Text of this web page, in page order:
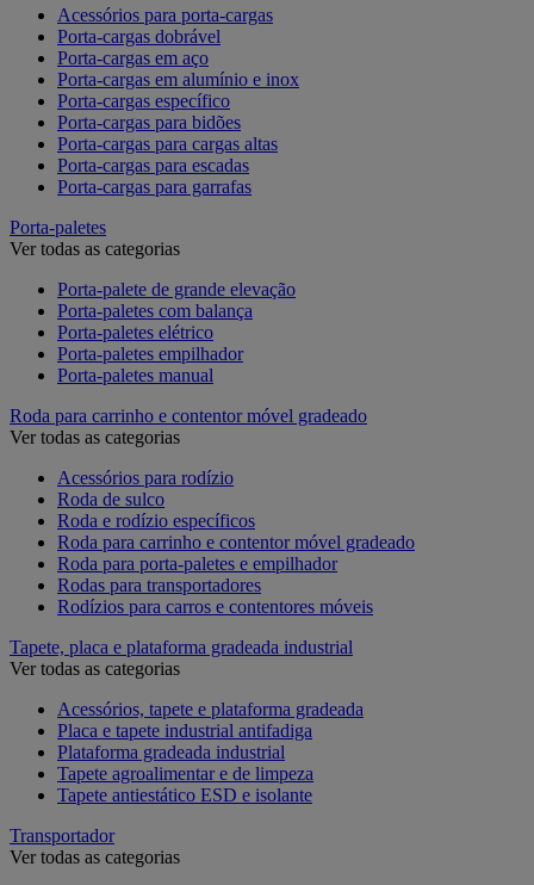
Acessórios para porta-cargas
Porta-cargas dobrável
Porta-cargas em aço
Porta-cargas em alumínio e inox
Porta-cargas específico
Porta-cargas para bidões
Porta-cargas para cargas altas
Porta-cargas para escadas
Porta-cargas para garrafas
Porta-paletes
Ver todas as categorias
Porta-palete de grande elevação
Porta-paletes com balança
Porta-paletes elétrico
Porta-paletes empilhador
Porta-paletes manual
Roda para carrinho e contentor móvel gradeado
Ver todas as categorias
Acessórios para rodízio
Roda de sulco
Roda e rodízio específicos
Roda para carrinho e contentor móvel gradeado
Roda para porta-paletes e empilhador
Rodas para transportadores
Rodízios para carros e contentores móveis
Tapete, placa e plataforma gradeada industrial
Ver todas as categorias
Acessórios, tapete e plataforma gradeada
Placa e tapete industrial antifadiga
Plataforma gradeada industrial
Tapete agroalimentar e de limpeza
Tapete antiestático ESD e isolante
Transportador
Ver todas as categorias